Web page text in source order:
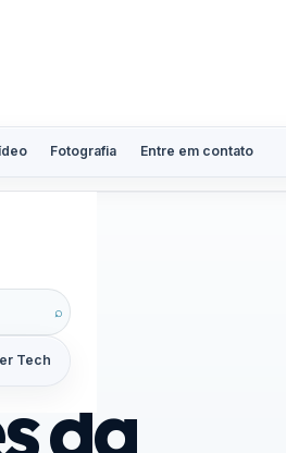
Fotografia Entre em contato
⌕
Tech
da